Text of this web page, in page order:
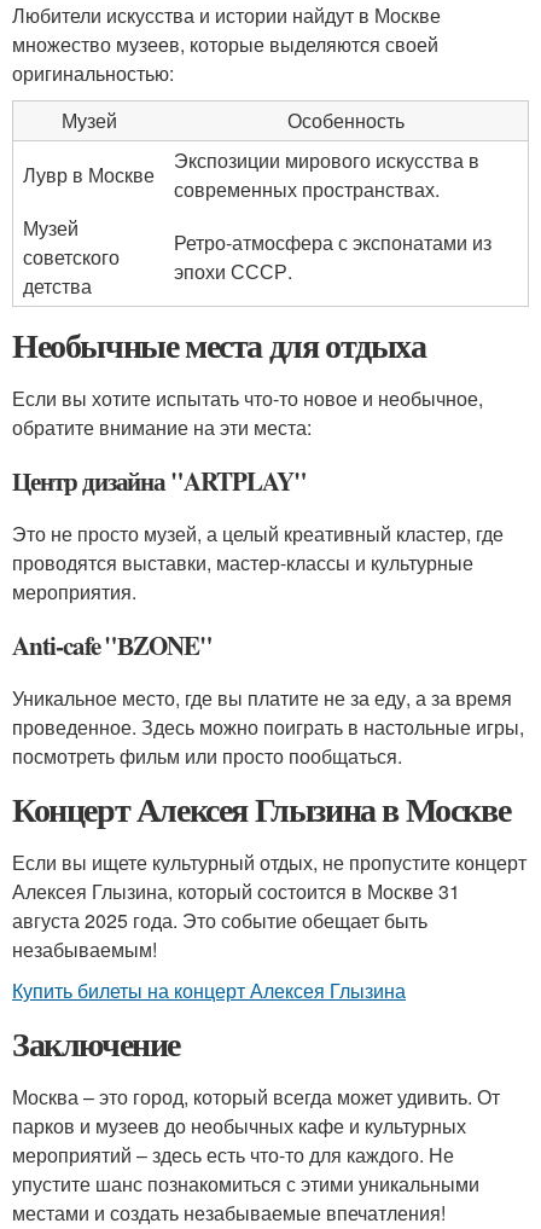
Любители искусства и истории найдут в Москве
множество музеев, которые выделяются своей
оригинальностью:
Музей
Особенность
Лувр в Москве
Экспозиции мирового искусства в
современных пространствах.
Музей
советского
детства
Ретро-атмосфера с экспонатами из
эпохи СССР.
Необычные места для отдыха
Если вы хотите испытать что-то новое и необычное,
обратите внимание на эти места:
Центр дизайна "ARTPLAY"
Это не просто музей, а целый креативный кластер, где
проводятся выставки, мастер-классы и культурные
мероприятия.
Anti-cafe "ВZONE"
Уникальное место, где вы платите не за еду, а за время
проведенное. Здесь можно поиграть в настольные игры,
посмотреть фильм или просто пообщаться.
Концерт Алексея Глызина в Москве
Если вы ищете культурный отдых, не пропустите концерт
Алексея Глызина, который состоится в Москве 31
августа 2025 года. Это событие обещает быть
незабываемым!
Купить билеты на концерт Алексея Глызина
Заключение
Москва – это город, который всегда может удивить. От
парков и музеев до необычных кафе и культурных
мероприятий – здесь есть что-то для каждого. Не
упустите шанс познакомиться с этими уникальными
местами и создать незабываемые впечатления!